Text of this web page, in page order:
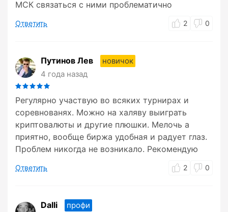
МСК связаться с ними проблематично
Ответить 2 0
Путинов Лев
новичок
4 года назад
Регулярно участвую во всяких турнирах и
соревнованях. Можно на халяву выиграть
криптовалюты и другие плюшки. Мелочь а
приятно, вообще биржа удобная и радует глаз.
Проблем никогда не возникало. Рекомендую
Ответить 2 0
Dalli
профи